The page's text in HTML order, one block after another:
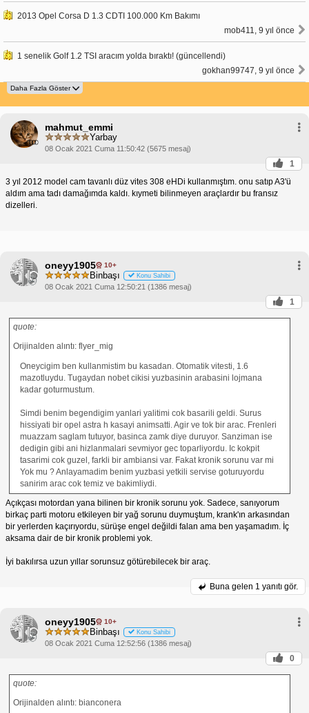
2013 Opel Corsa D 1.3 CDTI 100.000 Km Bakımı
mob411, 9 yıl önce
1 senelik Golf 1.2 TSI aracım yolda bıraktı! (güncellendi)
gokhan99747, 9 yıl önce
mahmut_emmi
Yarbay
08 Ocak 2021 Cuma 11:50:42 (5675 mesaj)
1
3 yıl 2012 model cam tavanlı düz vites 308 eHDi kullanmıştım. onu satıp A3'ü
aldım ama tadı damağımda kaldı. kıymeti bilinmeyen araçlardır bu fransız
dizelleri.
oneyy1905 10+
Binbaşı Konu Sahibi
08 Ocak 2021 Cuma 12:50:21 (1386 mesaj)
1
quote:
Orijinalden alıntı: flyer_mig
Oneycigim ben kullanmistim bu kasadan. Otomatik vitesti, 1.6
mazotluydu. Tugaydan nobet cikisi yuzbasinin arabasini lojmana
kadar goturmustum.
Simdi benim begendigim yanlari yalitimi cok basarili geldi. Surus
hissiyati bir opel astra h kasayi animsatti. Agir ve tok bir arac. Frenleri
muazzam saglam tutuyor, basinca zamk diye duruyor. Sanziman ise
dedigin gibi ani hizlanmalari sevmiyor gec toparliyordu. Ic kokpit
tasarimi cok guzel, farkli bir ambiansi var. Fakat kronik sorunu var mi
Yok mu ? Anlayamadim benim yuzbasi yetkili servise goturuyordu
sanirim arac cok temiz ve bakimliydi.
Açıkçası motordan yana bilinen bir kronik sorunu yok. Sadece, sanıyorum
birkaç parti motoru etkileyen bir yağ sorunu duymuştum, krank'ın arkasından
bir yerlerden kaçırıyordu, sürüşe engel değildi falan ama ben yaşamadım. İç
aksama dair de bir kronik problemi yok.
İyi bakılırsa uzun yıllar sorunsuz götürebilecek bir araç.
Buna gelen 1 yanıtı gör.
oneyy1905 10+
Binbaşı Konu Sahibi
08 Ocak 2021 Cuma 12:52:56 (1386 mesaj)
0
quote:
Orijinalden alıntı: bianconera